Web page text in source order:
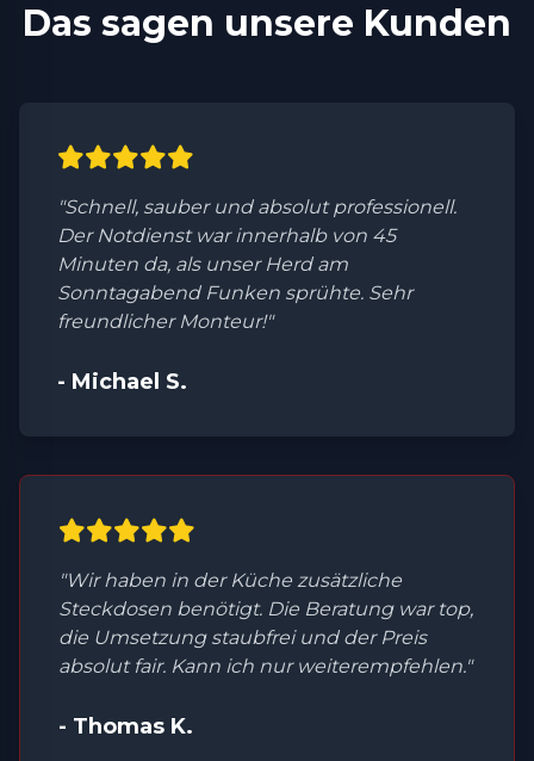
Das sagen unsere Kunden
"Schnell, sauber und absolut professionell.
Der Notdienst war innerhalb von 45
Minuten da, als unser Herd am
Sonntagabend Funken sprühte. Sehr
freundlicher Monteur!"
- Michael S.
"Wir haben in der Küche zusätzliche
Steckdosen benötigt. Die Beratung war top,
die Umsetzung staubfrei und der Preis
absolut fair. Kann ich nur weiterempfehlen."
- Thomas K.